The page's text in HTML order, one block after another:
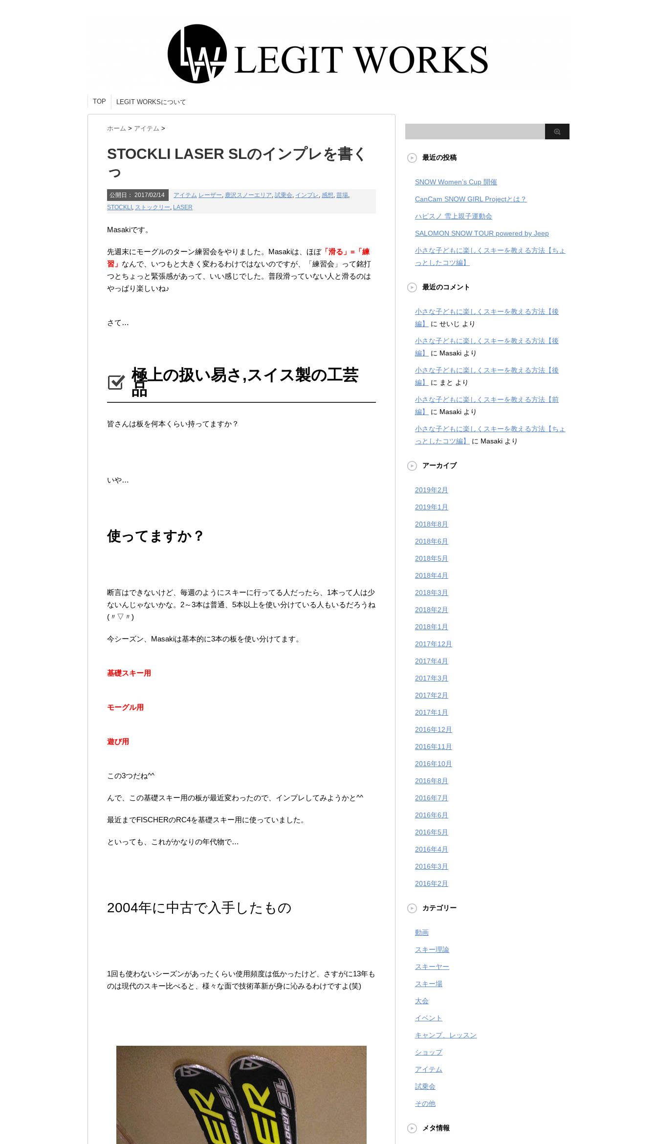
TOP LEGIT WORKSについて
ホーム > アイテム >
STOCKLI LASER SLのインプレを書く
っ
公開日： 2017/02/14 アイテム レーザー, 鹿沢スノーエリア, 試乗会, インプレ, 感想, 苗場,
STOCKLI , ストックリー, LASER
Masakiです。
先週末にモーグルのターン練習会をやりました。Masakiは、ほぼ「滑る」=「練
習」 なんで、いつもと大きく変わるわけではないのですが、「練習会」って銘打
つとちょっと緊張感があって、いい感じでした。普段滑っていない人と滑るのは
やっぱり楽しいね♪
さて…
極上の扱い易さ,スイス製の工芸
品
皆さんは板を何本くらい持ってますか？
いや…
使ってますか？
断言はできないけど、毎週のようにスキーに行ってる人だったら、1本って人は少
ないんじゃないかな。2～3本は普通、5本以上を使い分けている人もいるだろうね
(〃▽〃)
今シーズン、Masakiは基本的に3本の板を使い分けてます。
基礎スキー用
モーグル用
遊び用
この3つだね^^
んで、この基礎スキー用の板が最近変わったので、インプレしてみようかと^^
最近までFISCHERのRC4を基礎スキー用に使っていました。
といっても、これがかなりの年代物で…
2004年に中古で入手したもの
1回も使わないシーズンがあったくらい使用頻度は低かったけど、さすがに13年も
のは現代のスキー比べると、様々な面で技術革新が身に沁みるわけですよ(笑)
最近の投稿
SNOW Women’s Cup 開催
CanCam SNOW GIRL Projectとは？
ハピスノ 雪上親子運動会
SALOMON SNOW TOUR powered by Jeep
小さな子どもに楽しくスキーを教える方法【ちょ
っとしたコツ編】
最近のコメント
小さな子どもに楽しくスキーを教える方法【後
編】
に せいじ より
小さな子どもに楽しくスキーを教える方法【後
編】
に Masaki より
小さな子どもに楽しくスキーを教える方法【後
編】
に まと より
小さな子どもに楽しくスキーを教える方法【前
編】
に Masaki より
小さな子どもに楽しくスキーを教える方法【ちょ
っとしたコツ編】
に Masaki より
アーカイブ
2019年2月
2019年1月
2018年8月
2018年6月
2018年5月
2018年4月
2018年3月
2018年2月
2018年1月
2017年12月
2017年4月
2017年3月
2017年2月
2017年1月
2016年12月
2016年11月
2016年10月
2016年8月
2016年7月
2016年6月
2016年5月
2016年4月
2016年3月
2016年2月
カテゴリー
動画
スキー理論
スキーヤー
スキー場
大会
イベント
キャンプ、レッスン
ショップ
アイテム
試乗会
その他
メタ情報